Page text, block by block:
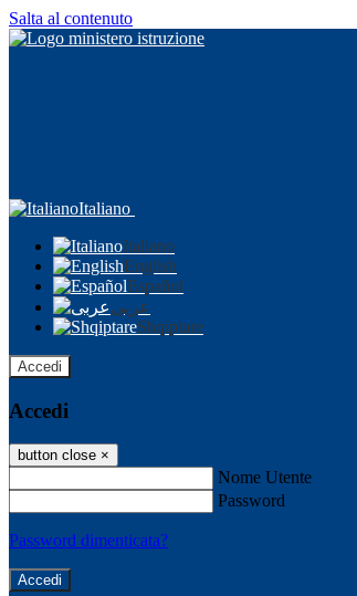
Salta al contenuto
Italiano
Italiano
English
Español
عربى
Shqiptare
Accedi
Accedi
button close ×
Nome Utente
Password
Password dimenticata?